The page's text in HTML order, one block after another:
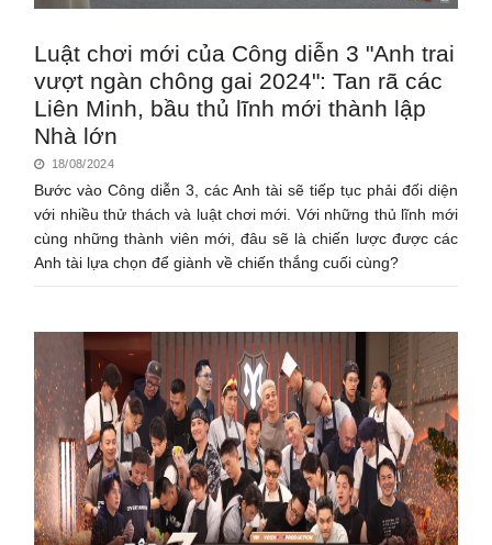
Luật chơi mới của Công diễn 3 "Anh trai
vượt ngàn chông gai 2024": Tan rã các
Liên Minh, bầu thủ lĩnh mới thành lập
Nhà lớn
18/08/2024
Bước vào Công diễn 3, các Anh tài sẽ tiếp tục phải đối diện
với nhiều thử thách và luật chơi mới. Với những thủ lĩnh mới
cùng những thành viên mới, đâu sẽ là chiến lược được các
Anh tài lựa chọn để giành về chiến thắng cuối cùng?